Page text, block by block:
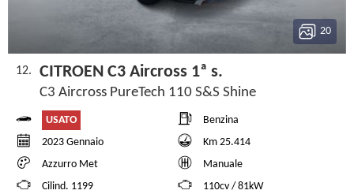
20
12. CITROEN C3 Aircross 1ª s.
C3 Aircross PureTech 110 S&S Shine
USATO
Benzina
2023 Gennaio
Km 25.414
Azzurro Met
Manuale
Cilind. 1199
110cv / 81kW